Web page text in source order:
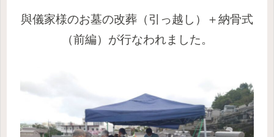
與儀家様のお墓の改葬（引っ越し）＋納骨式
（前編）が行なわれました。